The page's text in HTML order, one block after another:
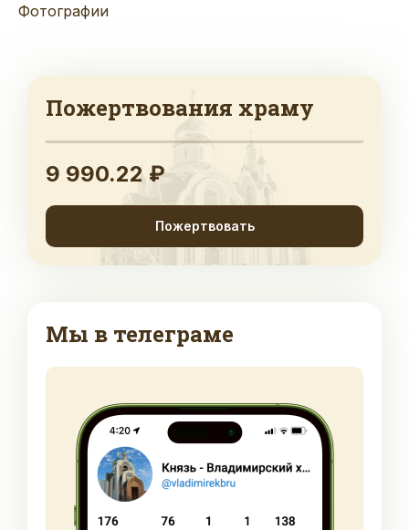
Фотографии
Пожертвования храму
9 990.22 ₽
Пожертвовать
Мы в телеграме